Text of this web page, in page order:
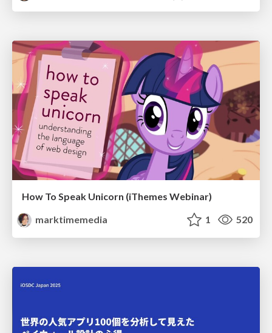
How To Speak Unicorn (iThemes Webinar)
marktimemedia
1 520